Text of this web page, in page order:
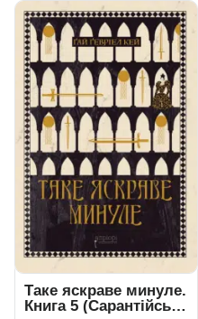
Таке яскраве минуле.
Книга 5 (Сарантійська